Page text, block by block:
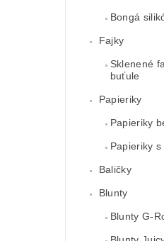
Bongá
Fajky
Sklenené
buťule
Papieriky
Papieriky
Papieriky
Baličky
Blunty
Blunty G-